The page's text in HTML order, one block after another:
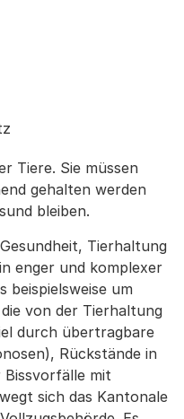
Tiere. Sie müssen
gehalten werden
bleiben.
Tierhaltung
enger und komplexer
beispielsweise um
von der Tierhaltung
durch übertragbare
Rückstände in
Bissvorfälle mit
sich das Kantonale